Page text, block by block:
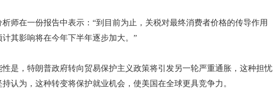
在一份报告中表示：“到目前为止，关税对最终消费者价格的传导作用
其影响将在今年下半年逐步加大。”
，特朗普政府转向贸易保护主义政策将引发另一轮严重通胀，这种担忧
认为，这种转变将保护就业机会，使美国在全球更具竞争力。